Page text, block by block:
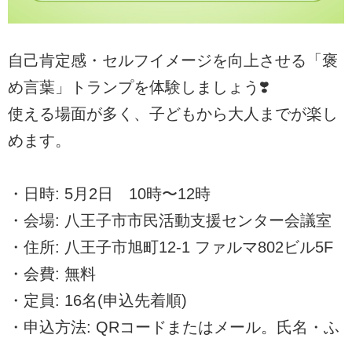
自己肯定感・セルフイメージを向上させる「褒
め言葉」トランプを体験しましょう❣️
使える場面が多く、子どもから大人までが楽し
めます。
・日時: 5月2日 10時〜12時
・会場: 八王子市市民活動支援センター会議室
・住所: 八王子市旭町12-1 ファルマ802ビル5F
・会費: 無料
・定員: 16名(申込先着順)
・申込方法: QRコードまたはメール。氏名・ふ